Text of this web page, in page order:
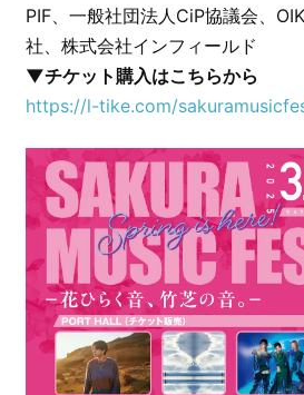
PIF、一般社団法人CiP協議会、
社、株式会社インフィールド
▼チケット購入はこちらから
https://l-tike.com/